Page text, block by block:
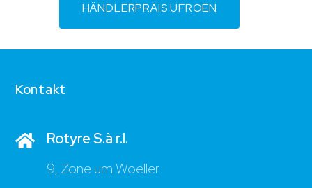
HÄNDLERPRÄIS UFROEN
Kontakt
Rotyre S.à r.l.
9, Zone um Woeller